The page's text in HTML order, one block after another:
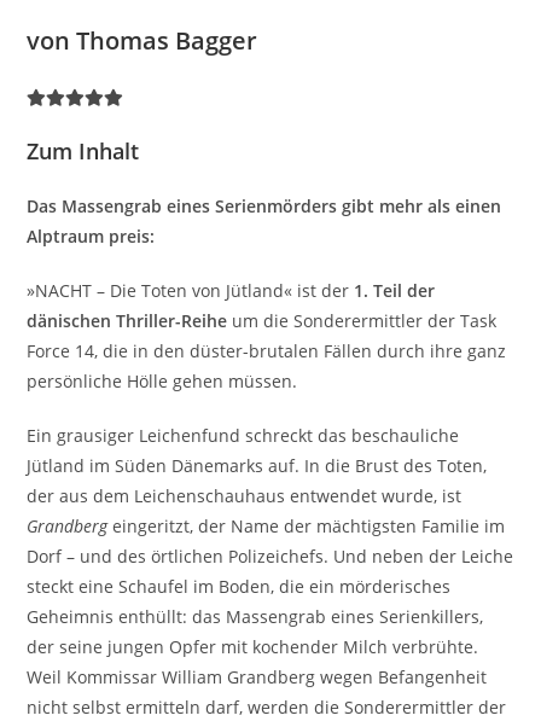
von Thomas Bagger
Zum Inhalt
Das Massengrab eines Serienmörders gibt mehr als einen
Alptraum preis:
»NACHT – Die Toten von Jütland« ist der 1. Teil der
dänischen Thriller-Reihe um die Sonderermittler der Task
Force 14, die in den düster-brutalen Fällen durch ihre ganz
persönliche Hölle gehen müssen.
Ein grausiger Leichenfund schreckt das beschauliche
Jütland im Süden Dänemarks auf. In die Brust des Toten,
der aus dem Leichenschauhaus entwendet wurde, ist
Grandbergeingeritzt, der Name der mächtigsten Familie im
Dorf – und des örtlichen Polizeichefs. Und neben der Leiche
steckt eine Schaufel im Boden, die ein mörderisches
Geheimnis enthüllt: das Massengrab eines Serienkillers,
der seine jungen Opfer mit kochender Milch verbrühte.
Weil Kommissar William Grandberg wegen Befangenheit
nicht selbst ermitteln darf, werden die Sonderermittler der